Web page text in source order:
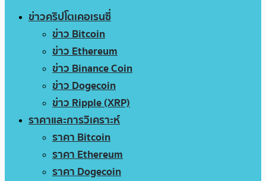
ข่าวคริปโตเคอเรนซี่
ข่าว Bitcoin
ข่าว Ethereum
ข่าว Binance Coin
ข่าว Dogecoin
ข่าว Ripple (XRP)
ราคาและการวิเคราะห์
ราคา Bitcoin
ราคา Ethereum
ราคา Dogecoin